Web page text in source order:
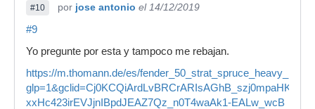
#10 por jose antonio el 14/12/2019
#9
Yo pregunte por esta y tampoco me rebajan.
https://m.thomann.de/es/
xxHc423irEVJjnIBpdJEAZ7Qz_n0T4waAk1-EALw_wcB